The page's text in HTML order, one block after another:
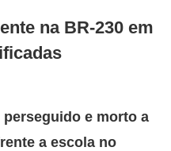
na BR-230 em
perseguido e morto a
a escola no